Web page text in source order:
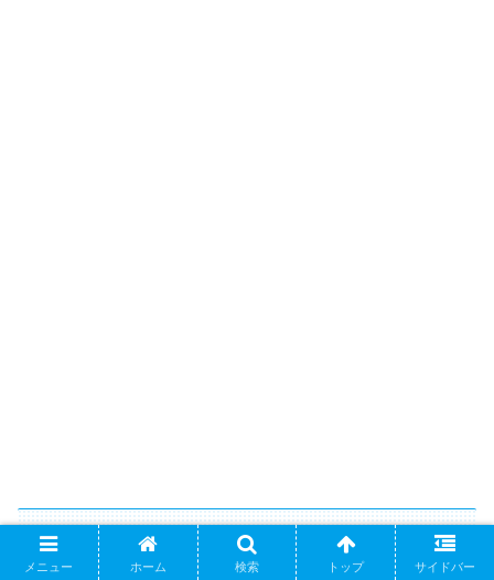
服装と持ち物のポイント
メニュー ホーム 検索 トップ サイドバー